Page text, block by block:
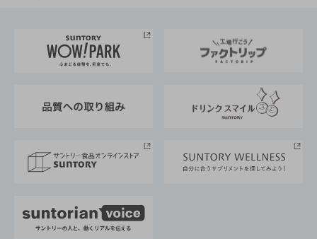
地域情報
サントリーサンバーズ大阪
サントリーが考えるサステナビリティ経営
企業概要
採用情報